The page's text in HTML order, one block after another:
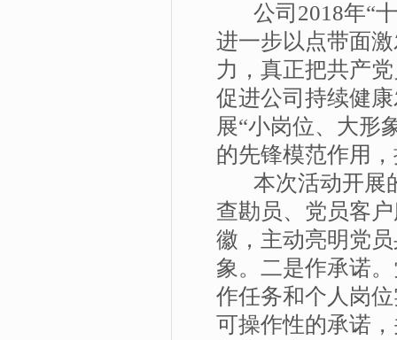
公司2018年“十
进一步以点带面
力，真正把共产
促进公司持续健
展“小岗位、大形
的先锋模范作用
本次活动开展
查勘员、党员客
徽，主动亮明党
象。二是作承诺
作任务和个人岗
可操作性的承诺